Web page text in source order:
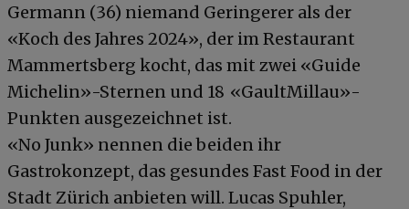
Germann (36) niemand Geringerer als der
«Koch des Jahres 2024», der im Restaurant
Mammertsberg kocht, das mit zwei «Guide
Michelin»-Sternen und 18 «GaultMillau»-
Punkten ausgezeichnet ist.
«No Junk» nennen die beiden ihr
Gastrokonzept, das gesundes Fast Food in der
Stadt Zürich anbieten will. Lucas Spuhler,